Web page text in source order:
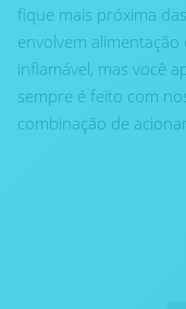
fique mais próxima
envolvem
inflamável, mas você
sempre é feito com
combinação de